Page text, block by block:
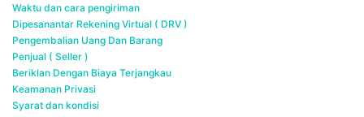
Waktu dan cara pengiriman
Dipesanantar Rekening Virtual ( DRV )
Pengembalian Uang Dan Barang
Penjual ( Seller )
Beriklan Dengan Biaya Terjangkau
Keamanan Privasi
Syarat dan kondisi